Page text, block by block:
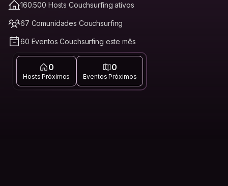
160.500 Hosts Couchsurfing ativos
67 Comunidades Couchsurfing
60 Eventos Couchsurfing este mês
0
Hosts Próximos
0
Eventos Próximos